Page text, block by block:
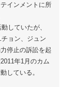
インメントに所
していたが、
ョン、ジュン
停止の訴訟を起
年1月のカム
している。